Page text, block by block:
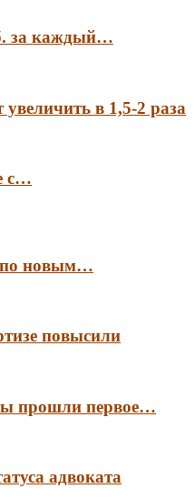
за каждый…
в 1,5-2 раза
с…
по новым…
повысили
прошли первое…
адвоката